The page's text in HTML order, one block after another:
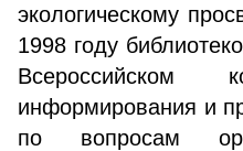
экологическому
1998 году
Всероссийском
информирования и
по вопросам